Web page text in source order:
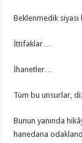
Beklenmedik siyasi
İttifaklar…
İhanetler…
Tüm bu unsurlar,
Bunun yanında
hanedana